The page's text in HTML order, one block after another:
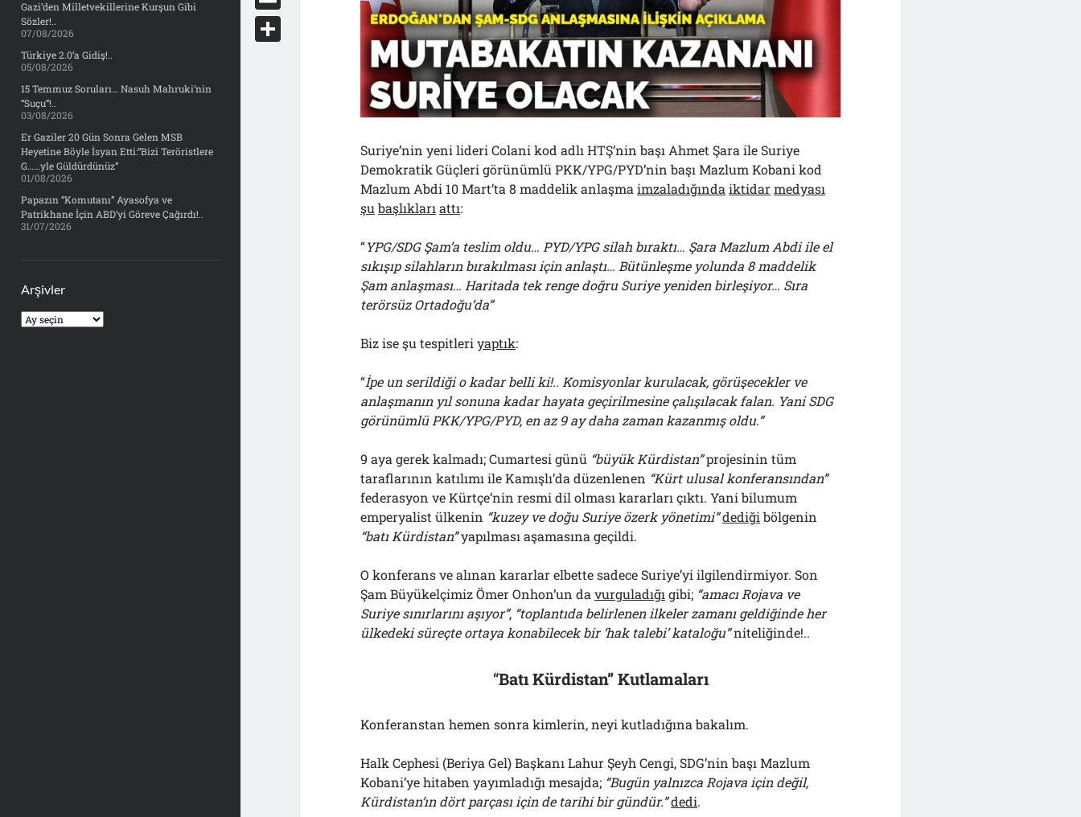
Gazi’den Milletvekillerine Kurşun Gibi
Sözler!..
07/08/2026
Türkiye 2.0’a Gidiş!..
05/08/2026
15 Temmuz Soruları… Nasuh Mahruki’nin
“Suçu”!..
03/08/2026
Er Gaziler 20 Gün Sonra Gelen MSB
Heyetine Böyle İsyan Etti:“Bizi Teröristlere
G……yle Güldürdünüz”
01/08/2026
Papazın “Komutanı” Ayasofya ve
Patrikhane İçin ABD’yi Göreve Çağırdı!..
31/07/2026
Arşivler
Arşivler
Suriye’nin yeni lideri Colani kod adlı HTŞ’nin başı Ahmet Şara ile Suriye
Demokratik Güçleri görünümlü PKK/YPG/PYD’nin başı Mazlum Kobani kod
Mazlum Abdi 10 Mart’ta 8 maddelik anlaşmaimzaladığında iktidarmedyası
şu başlıkları attı:
“YPG/SDG Şam’a teslim oldu… PYD/YPG silah bıraktı… Şara Mazlum Abdi ile el
sıkışıp silahların bırakılması için anlaştı… Bütünleşme yolunda 8 maddelik
Şam anlaşması… Haritada tek renge doğru Suriye yeniden birleşiyor… Sıra
terörsüz Ortadoğu’da”
Biz ise şu tespitleriyaptık:
“İpe un serildiği o kadar belli ki!.. Komisyonlar kurulacak, görüşecekler ve
anlaşmanın yıl sonuna kadar hayata geçirilmesine çalışılacak falan. Yani SDG
görünümlü PKK/YPG/PYD, en az 9 ay daha zaman kazanmış oldu.”
9 aya gerek kalmadı; Cumartesi günü “büyük Kürdistan”projesinin tüm
taraflarının katılımı ile Kamışlı’da düzenlenen “Kürt ulusal konferansından”
federasyon ve Kürtçe’nin resmi dil olması kararları çıktı. Yani bilumum
emperyalist ülkenin “kuzey ve doğu Suriye özerk yönetimi”dediği bölgenin
“batı Kürdistan”yapılması aşamasına geçildi.
O konferans ve alınan kararlar elbette sadece Suriye’yi ilgilendirmiyor. Son
Şam Büyükelçimiz Ömer Onhon’un davurguladığı gibi; “amacı Rojava ve
Suriye sınırlarını aşıyor”, “toplantıda belirlenen ilkeler zamanı geldiğinde her
ülkedeki süreçte ortaya konabilecek bir ‘hak talebi’ kataloğu”niteliğinde!..
“Batı Kürdistan” Kutlamaları
Konferanstan hemen sonra kimlerin, neyi kutladığına bakalım.
Halk Cephesi (Beriya Gel) Başkanı Lahur Şeyh Cengi, SDG’nin başı Mazlum
Kobani’ye hitaben yayımladığı mesajda; “Bugün yalnızca Rojava için değil,
Kürdistan’ın dört parçası için de tarihi bir gündür.”dedi.
y
db
d
d
o
c
E